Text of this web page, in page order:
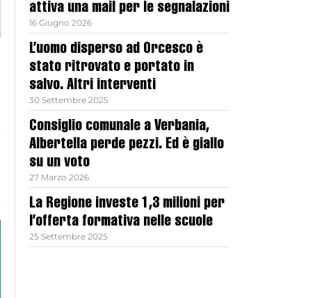
attiva una mail per le segnalazioni
16 Giugno 2026
L’uomo disperso ad Orcesco è
stato ritrovato e portato in
salvo. Altri interventi
30 Settembre 2025
Consiglio comunale a Verbania,
Albertella perde pezzi. Ed è giallo
su un voto
27 Marzo 2026
La Regione investe 1,3 milioni per
l’offerta formativa nelle scuole
25 Settembre 2025